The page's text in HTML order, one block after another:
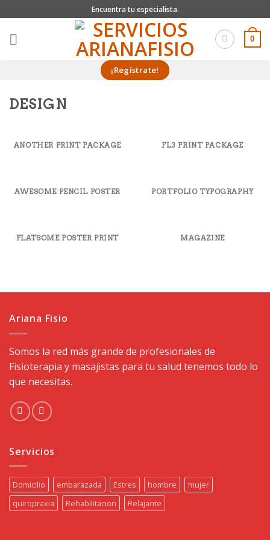
to
content
Encuentra tu especialista.
0
¡Regístrate!
DESIGN
ANOTHER PRINT PACKAGE FL3 PRINT PACKAGE
AWESOME PENCIL POSTER PORTFOLIO TYPOGRAPHY
FLATSOME POSTER PRINT MAGAZINE
Ariana Fisio
Somos la red más grande de profesionales de
Fisioterapia y masajistas para tu salud tenemos todo lo
que necesitas.
Servicios
Domicilio embarazada Estres hombre
mujer
quiropraxia
Rehabilitacion Relajante